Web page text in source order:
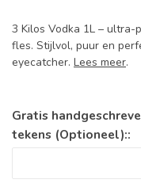
3 Kilos Vodka 1L – ultra-
fles. Stijlvol, puur en
eyecatcher. Lees meer.
Gratis
tekens (Optioneel)::